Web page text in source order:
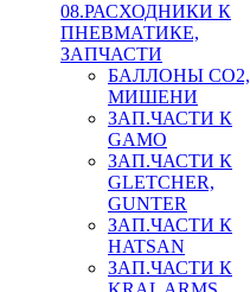
08.РАСХОДНИКИ К
ПНЕВМАТИКЕ,
ЗАПЧАСТИ
БАЛЛОНЫ CO2,
МИШЕНИ
ЗАП.ЧАСТИ К
GAMO
ЗАП.ЧАСТИ К
GLETCHER,
GUNTER
ЗАП.ЧАСТИ К
HATSAN
ЗАП.ЧАСТИ К